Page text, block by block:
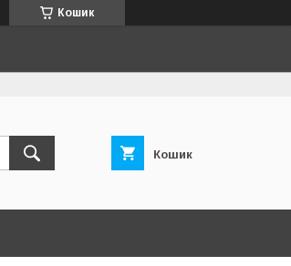
Кошик
Кошик